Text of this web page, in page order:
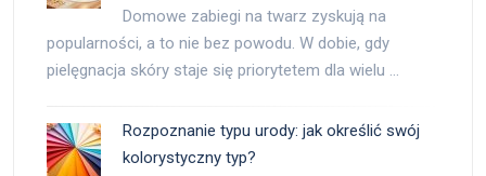
Domowe zabiegi na twarz zyskują na
popularności, a to nie bez powodu. W dobie, gdy
pielęgnacja skóry staje się priorytetem dla wielu …
Rozpoznanie typu urody: jak określić swój
kolorystyczny typ?